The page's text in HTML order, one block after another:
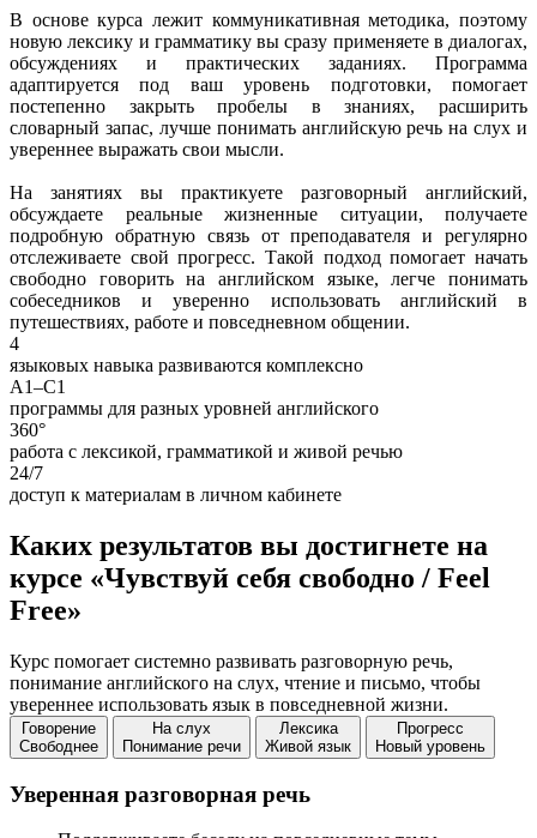
В основе курса лежит коммуникативная методика, поэтому
новую лексику и грамматику вы сразу применяете в диалогах,
обсуждениях и практических заданиях. Программа
адаптируется под ваш уровень подготовки, помогает
постепенно закрыть пробелы в знаниях, расширить
словарный запас, лучше понимать английскую речь на слух и
увереннее выражать свои мысли.
На занятиях вы практикуете разговорный английский,
обсуждаете реальные жизненные ситуации, получаете
подробную обратную связь от преподавателя и регулярно
отслеживаете свой прогресс. Такой подход помогает начать
свободно говорить на английском языке, легче понимать
собеседников и уверенно использовать английский в
путешествиях, работе и повседневном общении.
4
языковых навыка развиваются комплексно
A1–C1
программы для разных уровней английского
360°
работа с лексикой, грамматикой и живой речью
24/7
доступ к материалам в личном кабинете
Каких результатов вы достигнете на
курсе «Чувствуй себя свободно / Feel
Free»
Курс помогает системно развивать разговорную речь,
понимание английского на слух, чтение и письмо, чтобы
увереннее использовать язык в повседневной жизни.
Говорение
Свободнее
На слух
Понимание речи
Лексика
Живой язык
Прогресс
Новый уровень
Уверенная разговорная речь